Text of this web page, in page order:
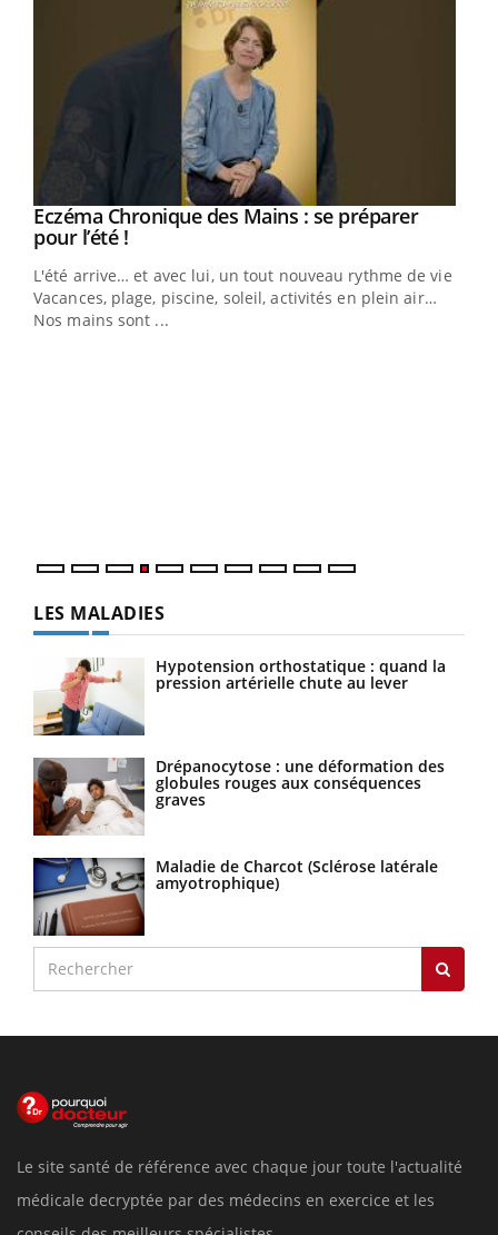
Youtube
Eczéma Chronique des Mains : se préparer
pour l’été !Youtube
L'été arrive… et avec lui, un tout nouveau rythme de vie !
Vacances, plage, piscine, soleil, activités en plein air…
Nos mains sont ...
LES MALADIES
Hypotension orthostatique : quand la
pression artérielle chute au lever
Drépanocytose : une déformation des
globules rouges aux conséquences
graves
Maladie de Charcot (Sclérose latérale
amyotrophique)
Le site santé de référence avec chaque jour toute l'actualité
médicale decryptée par des médecins en exercice et les